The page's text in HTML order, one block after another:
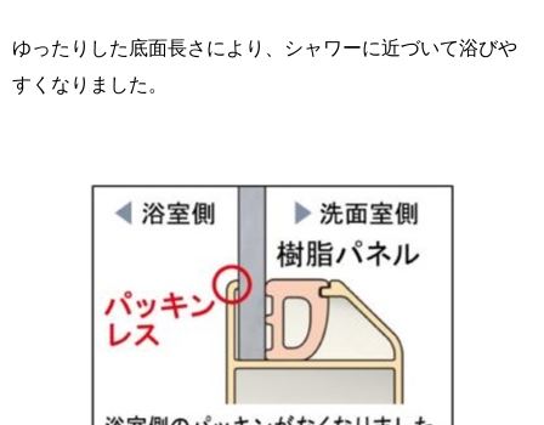
ゆったりした底面長さにより、シャワーに近づいて浴びや
すくなりました。